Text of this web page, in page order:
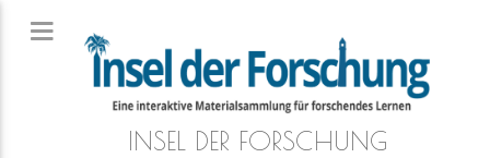
INSEL DER FORSCHUNG